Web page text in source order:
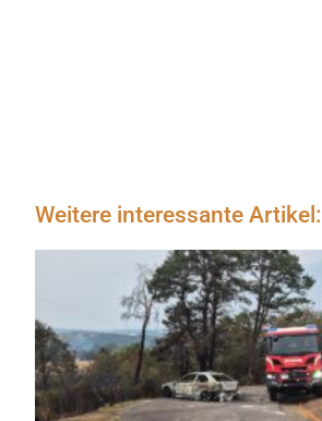
Weitere interessante Artikel: